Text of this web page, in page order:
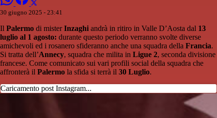
30 giugno 2025 - 23:41
Il Palermo di misterInzaghi andrà in ritiro in Valle D’Aosta dal 13
luglio al 1 agosto: durante questo periodo verranno svolte diverse
amichevoli ed i rosanero sfideranno anche una squadra della Francia.
Si tratta dell’Annecy, squadra che milita in Ligue 2, seconda divisione
francese. Come comunicato sui vari profili social della squadra che
affronterà il Palermo la sfida si terrà il 30 Luglio.
Caricamento post Instagram...